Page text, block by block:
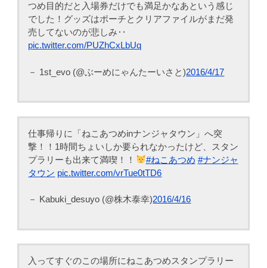
つめ目的だと入場券だけでも満足かなあという感じ
でした！グッズはポーチとクリアファイルがまだ発
売してないのが悲しみ‥
pic.twitter.com/PUZhCxLbUq
－ 1st_evo (@ぶーめにゃんたーいさと)2016/4/17
仕事帰りに「ねこあつめinナンジャタウン」へ突
撃！！1時間ちょいしか要られなかったけど、スタン
プラリーも出来て満喫！！
#ねこあつめ #ナンジャ
タウン pic.twitter.com/vrTue0tTD6
－ Kabuki_desuyo (@株木泰幸)2016/4/16
入ってすぐのこの場所にねこあつめスタンプラリー